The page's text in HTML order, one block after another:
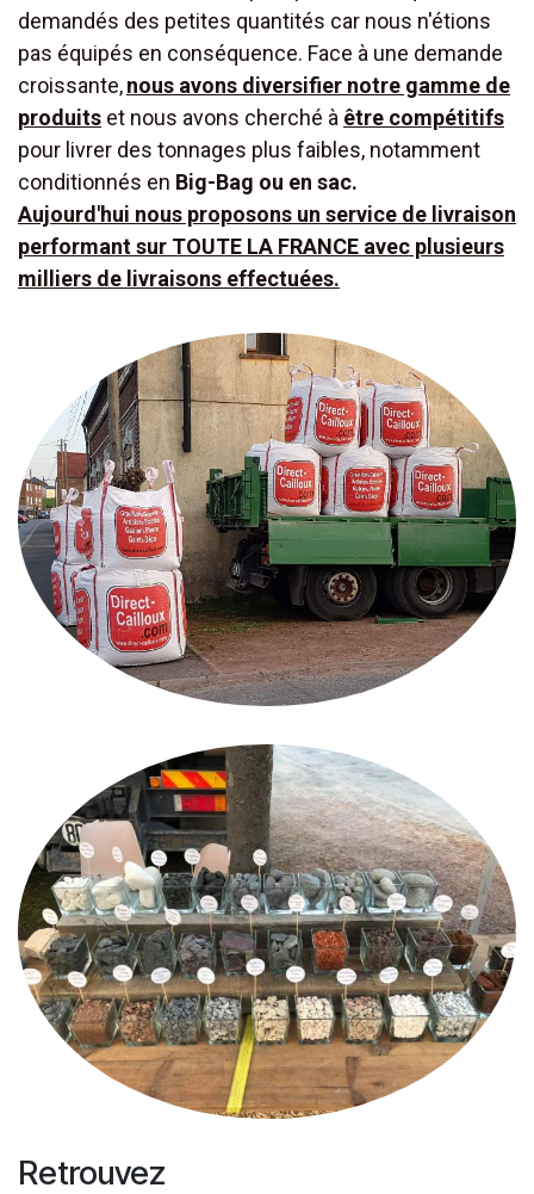
demandés des petites quantités car nous n'étions
pas équipés en conséquence. Face à une demande
croissante,nous avons diversifier notre gamme de
produits et nous avons cherché à être compétitifs
pour livrer des tonnages plus faibles, notamment
conditionnés en Big-Bag ou en sac.
Aujourd'hui nous proposons un service de livraison
performant sur TOUTE LA FRANCE avec plusieurs
milliers de livraisons effectuées.
Retrouvez